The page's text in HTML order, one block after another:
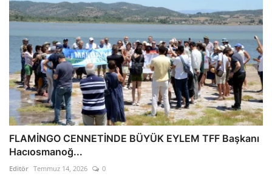
FLAMİNGO CENNETİNDE BÜYÜK EYLEM TFF Başkanı
Hacıosmanoğ...
Editör Temmuz 14, 2026 0